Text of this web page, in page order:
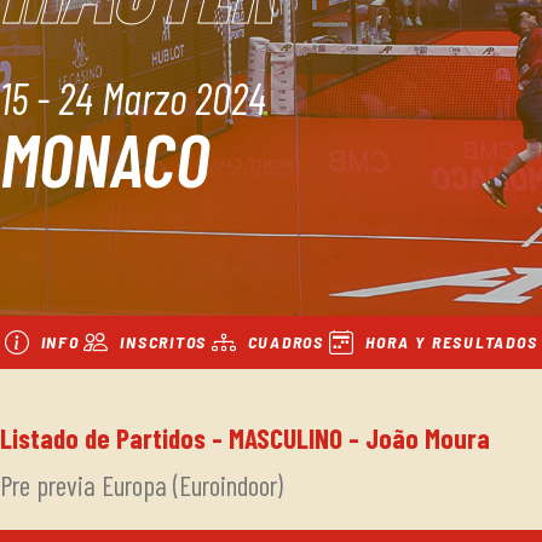
15 - 24 Marzo 2024
MONACO
INFO INSCRITOS CUADROS HORA Y RESULTADOS
Listado de Partidos - MASCULINO - João Moura
Pre previa Europa (Euroindoor)